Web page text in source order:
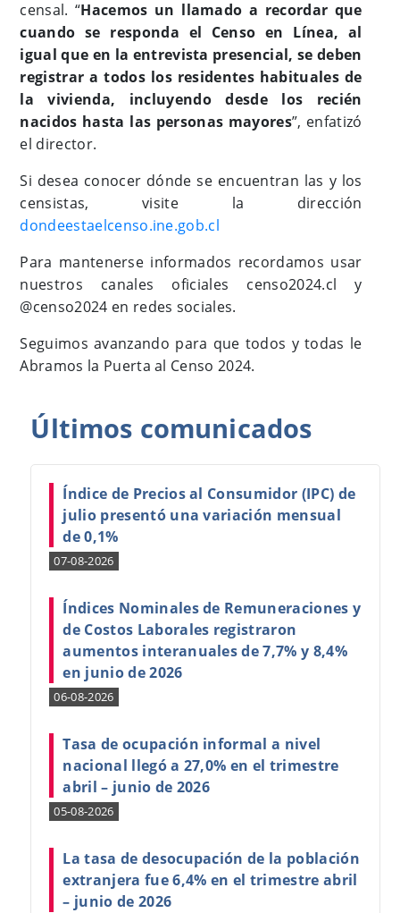
censal. “Hacemos un llamado a recordar que
cuando se responda el Censo en Línea, al
igual que en la entrevista presencial, se deben
registrar a todos los residentes habituales de
la vivienda, incluyendo desde los recién
nacidos hasta las personas mayores”, enfatizó
el director.
Si desea conocer dónde se encuentran las y los
censistas, visite la dirección
dondeestaelcenso.ine.gob.cl
Para mantenerse informados recordamos usar
nuestros canales oficiales censo2024.cl y
@censo2024 en redes sociales.
Seguimos avanzando para que todos y todas le
Abramos la Puerta al Censo 2024.
Últimos comunicados
Índice de Precios al Consumidor (IPC) de
julio presentó una variación mensual
de 0,1%
07-08-2026
Índices Nominales de Remuneraciones y
de Costos Laborales registraron
aumentos interanuales de 7,7% y 8,4%
en junio de 2026
06-08-2026
Tasa de ocupación informal a nivel
nacional llegó a 27,0% en el trimestre
abril – junio de 2026
05-08-2026
La tasa de desocupación de la población
extranjera fue 6,4% en el trimestre abril
– junio de 2026